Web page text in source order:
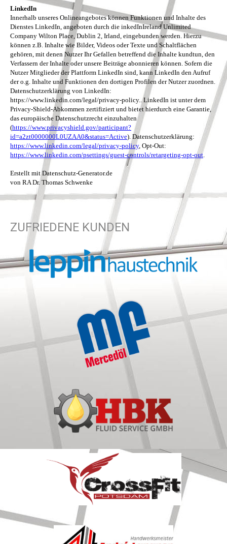
LinkedIn
Innerhalb unseres Onlineangebotes können Funktionen und Inhalte des
Dienstes LinkedIn, angeboten durch die inkedInIreland Unlimited
Company Wilton Place, Dublin 2, Irland, eingebunden werden. Hierzu
können z.B. Inhalte wie Bilder, Videos oder Texte und Schaltflächen
gehören, mit denen Nutzer Ihr Gefallen betreffend die Inhalte kundtun, den
Verfassern der Inhalte oder unsere Beiträge abonnieren können. Sofern die
Nutzer Mitglieder der Plattform LinkedIn sind, kann LinkedIn den Aufruf
der o.g. Inhalte und Funktionen den dortigen Profilen der Nutzer zuordnen.
Datenschutzerklärung von LinkedIn:
https://www.linkedin.com/legal/privacy-policy.. LinkedIn ist unter dem
Privacy-Shield-Abkommen zertifiziert und bietet hierdurch eine Garantie,
das europäische Datenschutzrecht einzuhalten
(https://www.privacyshield.gov/participant?
id=a2zt0000000L0UZAA0&status=Active). Datenschutzerklärung:
https://www.linkedin.com/legal/privacy-policy, Opt-Out:
https://www.linkedin.com/psettings/guest-controls/retargeting-opt-out
Erstellt mit Datenschutz-Generator.de
von RA Dr. Thomas Schwenke
ZUFRIEDENE KUNDEN